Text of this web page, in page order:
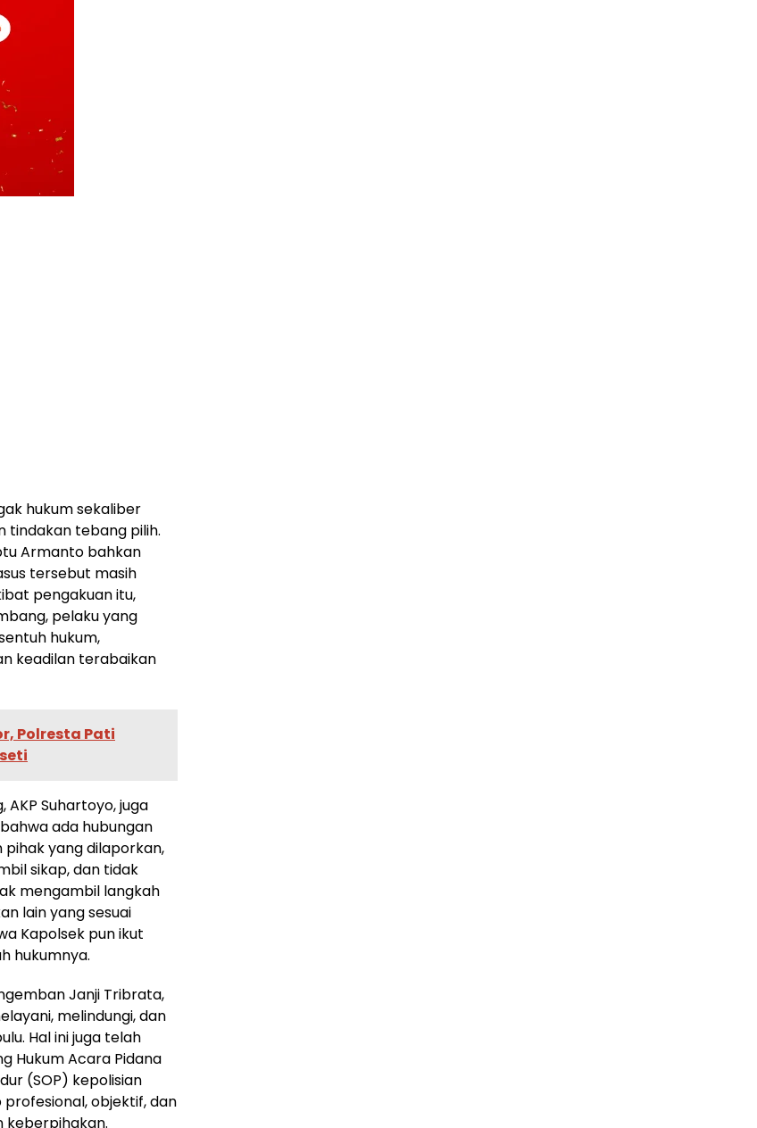
hukum sekaliber
tindakan tebang pilih.
Armanto bahkan
tersebut masih
pengakuan itu,
pelaku yang
hukum,
keadilan terabaikan
Polresta Pati
AKP Suhartoyo, juga
ada hubungan
yang dilaporkan,
sikap, dan tidak
mengambil langkah
lain yang sesuai
Kapolsek pun ikut
hukumnya.
Janji Tribrata,
melindungi, dan
Hal ini juga telah
Hukum Acara Pidana
(SOP) kepolisian
objektif, dan
keberpihakan.